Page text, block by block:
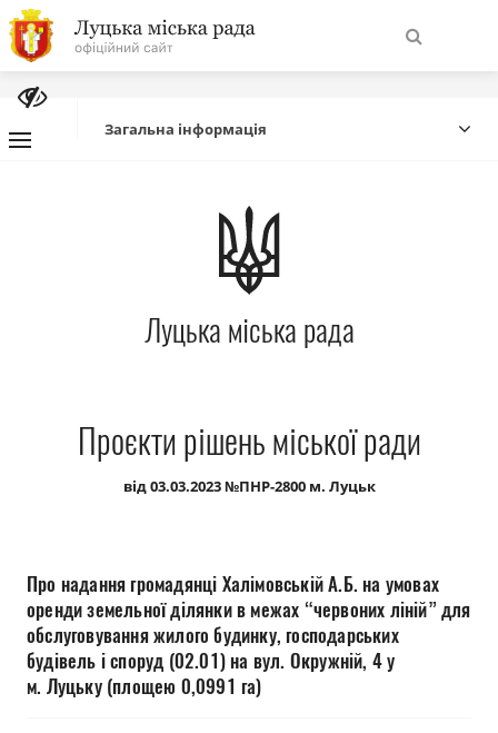
На
головну
Про місто
Міська влада
Міська рада
Публічна інформація
Документи
Загальна інформація
Луцька міська рада
Проєкти рішень міської ради
від 03.03.2023 №ПНР-2800 м. Луцьк
Про надання громадянці Халімовській А.Б. на умовах
оренди земельної ділянки в межах “червоних ліній” для
обслуговування жилого будинку, господарських
будівель і споруд (02.01) на вул. Окружній, 4 у
м. Луцьку (площею 0,0991 га)